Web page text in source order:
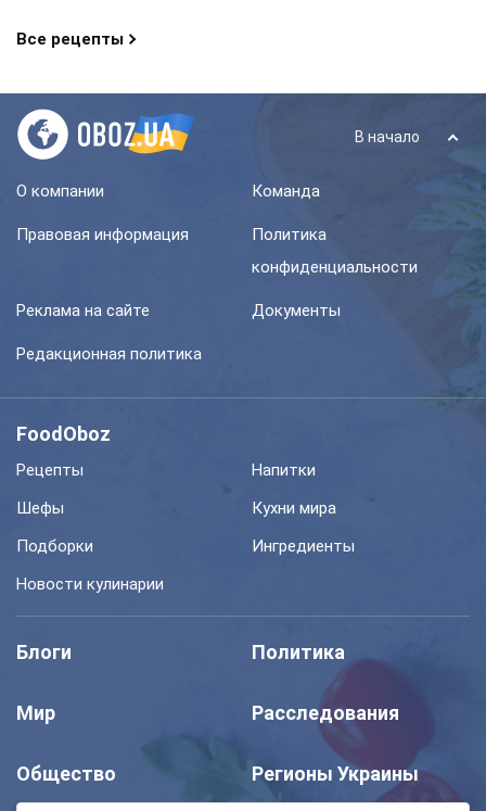
Все рецепты
В начало
О компании Команда
Правовая информация
Политика
конфиденциальности
Реклама на сайте Документы
Редакционная политика
FoodOboz
Рецепты
Напитки
Шефы
Кухни мира
Подборки
Ингредиенты
Новости кулинарии
Блоги Политика
Мир Расследования
Общество Регионы Украины